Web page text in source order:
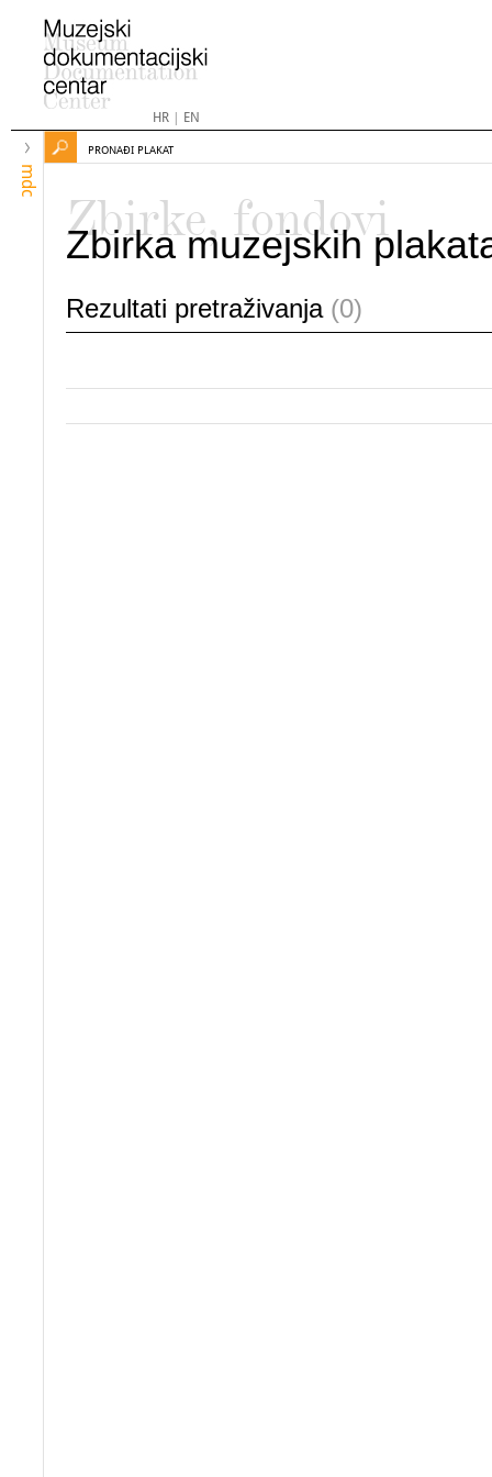
HR| EN
mdc
PRONAĐI PLAKAT
Zbirke, fondovi
Zbirka muzejskih
Rezultati pretraživanja (0)